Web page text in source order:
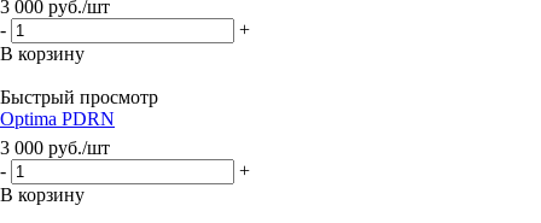
3 000 руб./шт
-
+
В корзину
Быстрый просмотр
Optima PDRN
3 000 руб./шт
-
+
В корзину